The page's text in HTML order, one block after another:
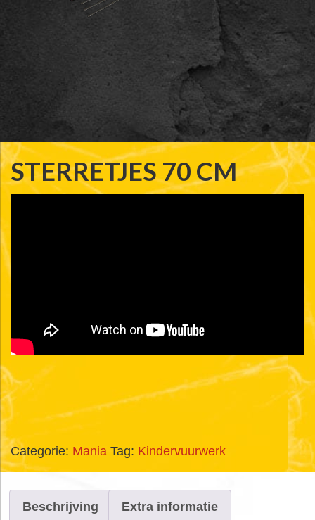
STERRETJES 70 CM
Categorie: Mania Tag: Kindervuurwerk
Beschrijving Extra informatie